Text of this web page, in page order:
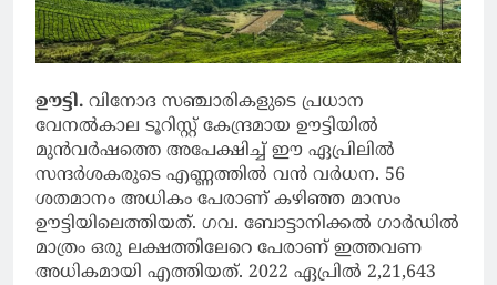
ഊട്ടി. വിനോദ സഞ്ചാരികളുടെ പ്രധാന
വേനല്‍കാല ടൂറിസ്റ്റ് കേന്ദ്രമായ ഊട്ടിയില്‍
മുന്‍വര്‍ഷത്തെ അപേക്ഷിച്ച് ഈ ഏപ്രിലില്‍
സന്ദര്‍ശകരുടെ എണ്ണത്തില്‍ വന്‍ വര്‍ധന. 56
ശതമാനം അധികം പേരാണ് കഴിഞ്ഞ മാസം
ഊട്ടിയിലെത്തിയത്. ഗവ. ബോട്ടാനിക്കല്‍ ഗാര്‍ഡില്‍
മാത്രം ഒരു ലക്ഷത്തിലേറെ പേരാണ് ഇത്തവണ
അധികമായി എത്തിയത്. 2022 ഏപ്രില്‍ 2,21,643